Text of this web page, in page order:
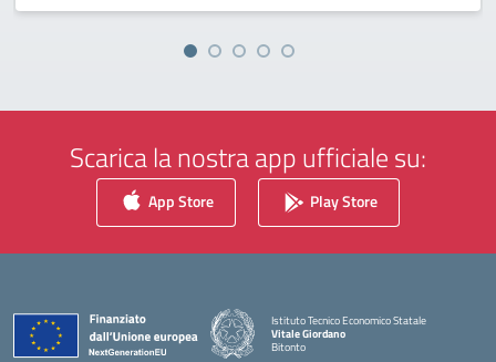
Scarica la nostra app ufficiale su:
App Store Play Store
Istituto Tecnico Economico Statale
Vitale Giordano
Bitonto